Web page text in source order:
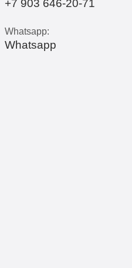
+7 903 646-20-71
Whatsapp:
Whatsapp